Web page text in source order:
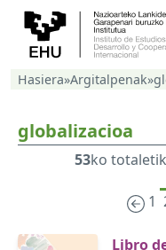
Hasiera»Argitalpenak»
globalizacioa
53ko
1
Libro